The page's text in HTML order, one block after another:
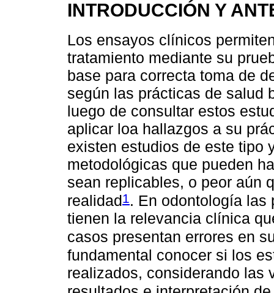
INTRODUCCIÓN Y
Los ensayos clínicos
tratamiento mediante su
base para correcta toma de
según las prácticas de salud
luego de consultar estos
aplicar loa hallazgos a su
existen estudios de este tipo
metodológicas que pueden
sean replicables, o peor aún
realidad1. En odontología las
tienen la relevancia clínica
casos presentan errores en
fundamental conocer si los
realizados, considerando las